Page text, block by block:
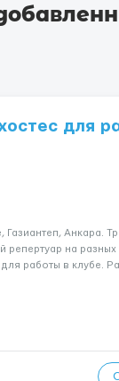
для
Анкара.
репертуар на разных
работы в клубе.
Мед. страховка.